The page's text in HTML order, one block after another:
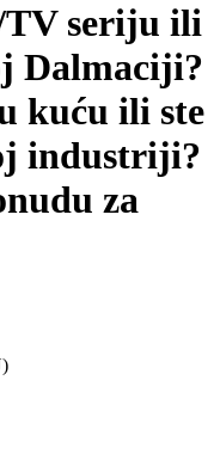
seriju ili
Dalmaciji?
kuću ili ste
industriji?
za